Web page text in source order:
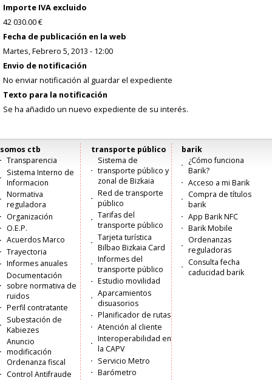
Importe IVA excluido
42 030.00 €
Fecha de publicación en la web
Martes, Febrero 5, 2013 - 12:00
Envio de notificación
No enviar notificación al guardar el expediente
Texto para la notificación
Se ha añadido un nuevo expediente de su interés.
Menú
principal
somos ctb
Transparencia
Sistema Interno de
Informacion
Normativa
reguladora
Organización
O.E.P.
Acuerdos Marco
Trayectoria
Informes anuales
Documentación
sobre normativa de
ruidos
Perfil contratante
Subestación de
Kabiezes
Anuncio
modificación
Ordenanza fiscal
Control Antifraude
transporte público
Sistema de
transporte público y
zonal de Bizkaia
Red de transporte
público
Tarifas del
transporte público
Tarjeta turística
Bilbao Bizkaia Card
Informes del
transporte público
Estudio movilidad
Aparcamientos
disuasorios
Planificador de rutas
Atención al cliente
Interoperabilidad en
la CAPV
Servicio Metro
Barómetro
barik
¿Cómo funciona
Barik?
Acceso a mi Barik
Compra de títulos
barik
App Barik NFC
Barik Mobile
Ordenanzas
reguladoras
Consulta fecha
caducidad barik